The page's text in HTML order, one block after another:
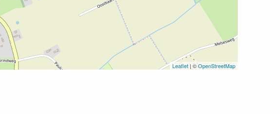
Leaflet | ©OpenStreetMap